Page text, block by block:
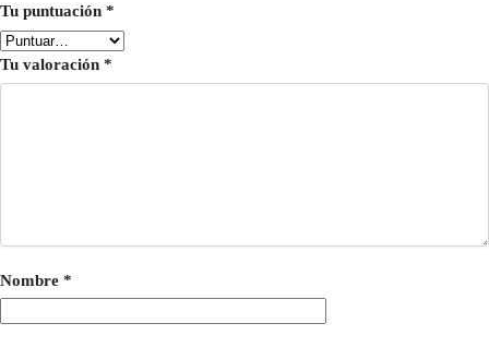
Tu puntuación *
Tu valoración *
Nombre *